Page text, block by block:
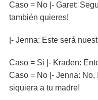
Caso = No |- Garet:
también quieres!
|- Jenna: Este será
Caso = Si |- Kraden:
Caso = No |- Jenna:
siquiera a tu madre!